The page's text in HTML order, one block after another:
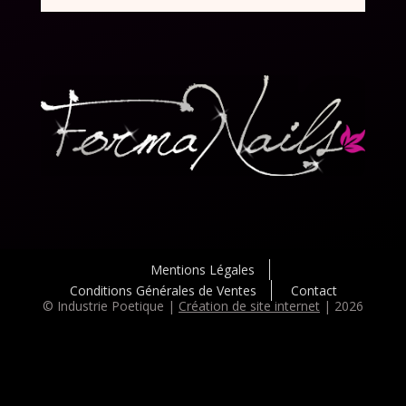
Mentions Légales
Conditions Générales de Ventes
Contact
© Industrie Poetique | Création de site internet| 2026